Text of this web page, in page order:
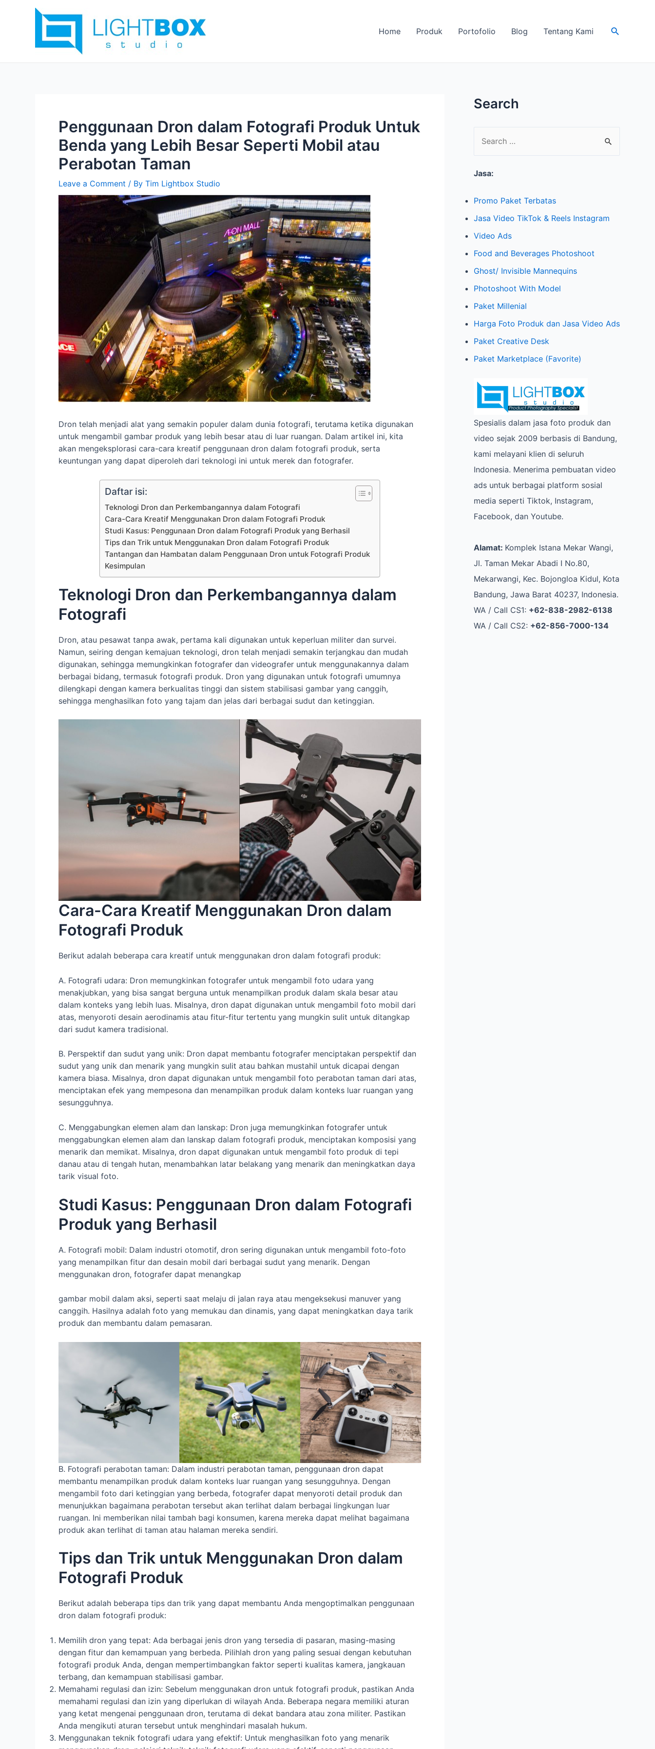
Home Produk Portofolio Blog Tentang Kami Search
Penggunaan Dron dalam Fotografi Produk Untuk
Benda yang Lebih Besar Seperti Mobil atau
Perabotan Taman
Leave a Comment / By Tim Lightbox Studio
Dron telah menjadi alat yang semakin populer dalam dunia fotografi, terutama ketika digunakan
untuk mengambil gambar produk yang lebih besar atau di luar ruangan. Dalam artikel ini, kita
akan mengeksplorasi cara-cara kreatif penggunaan dron dalam fotografi produk, serta
keuntungan yang dapat diperoleh dari teknologi ini untuk merek dan fotografer.
Daftar isi:
Teknologi Dron dan Perkembangannya dalam Fotografi
Cara-Cara Kreatif Menggunakan Dron dalam Fotografi Produk
Studi Kasus: Penggunaan Dron dalam Fotografi Produk yang Berhasil
Tips dan Trik untuk Menggunakan Dron dalam Fotografi Produk
Tantangan dan Hambatan dalam Penggunaan Dron untuk Fotografi Produk
Kesimpulan
Teknologi Dron dan Perkembangannya dalam
Fotografi
Dron, atau pesawat tanpa awak, pertama kali digunakan untuk keperluan militer dan survei.
Namun, seiring dengan kemajuan teknologi, dron telah menjadi semakin terjangkau dan mudah
digunakan, sehingga memungkinkan fotografer dan videografer untuk menggunakannya dalam
berbagai bidang, termasuk fotografi produk. Dron yang digunakan untuk fotografi umumnya
dilengkapi dengan kamera berkualitas tinggi dan sistem stabilisasi gambar yang canggih,
sehingga menghasilkan foto yang tajam dan jelas dari berbagai sudut dan ketinggian.
Cara-Cara Kreatif Menggunakan Dron dalam
Fotografi Produk
Berikut adalah beberapa cara kreatif untuk menggunakan dron dalam fotografi produk:
A. Fotografi udara: Dron memungkinkan fotografer untuk mengambil foto udara yang
menakjubkan, yang bisa sangat berguna untuk menampilkan produk dalam skala besar atau
dalam konteks yang lebih luas. Misalnya, dron dapat digunakan untuk mengambil foto mobil dari
atas, menyoroti desain aerodinamis atau fitur-fitur tertentu yang mungkin sulit untuk ditangkap
dari sudut kamera tradisional.
B. Perspektif dan sudut yang unik: Dron dapat membantu fotografer menciptakan perspektif dan
sudut yang unik dan menarik yang mungkin sulit atau bahkan mustahil untuk dicapai dengan
kamera biasa. Misalnya, dron dapat digunakan untuk mengambil foto perabotan taman dari atas,
menciptakan efek yang mempesona dan menampilkan produk dalam konteks luar ruangan yang
sesungguhnya.
C. Menggabungkan elemen alam dan lanskap: Dron juga memungkinkan fotografer untuk
menggabungkan elemen alam dan lanskap dalam fotografi produk, menciptakan komposisi yang
menarik dan memikat. Misalnya, dron dapat digunakan untuk mengambil foto produk di tepi
danau atau di tengah hutan, menambahkan latar belakang yang menarik dan meningkatkan daya
tarik visual foto.
Studi Kasus: Penggunaan Dron dalam Fotografi
Produk yang Berhasil
A. Fotografi mobil: Dalam industri otomotif, dron sering digunakan untuk mengambil foto-foto
yang menampilkan fitur dan desain mobil dari berbagai sudut yang menarik. Dengan
menggunakan dron, fotografer dapat menangkap
gambar mobil dalam aksi, seperti saat melaju di jalan raya atau mengeksekusi manuver yang
canggih. Hasilnya adalah foto yang memukau dan dinamis, yang dapat meningkatkan daya tarik
produk dan membantu dalam pemasaran.
B. Fotografi perabotan taman: Dalam industri perabotan taman, penggunaan dron dapat
membantu menampilkan produk dalam konteks luar ruangan yang sesungguhnya. Dengan
mengambil foto dari ketinggian yang berbeda, fotografer dapat menyoroti detail produk dan
menunjukkan bagaimana perabotan tersebut akan terlihat dalam berbagai lingkungan luar
ruangan. Ini memberikan nilai tambah bagi konsumen, karena mereka dapat melihat bagaimana
produk akan terlihat di taman atau halaman mereka sendiri.
Tips dan Trik untuk Menggunakan Dron dalam
Fotografi Produk
Berikut adalah beberapa tips dan trik yang dapat membantu Anda mengoptimalkan penggunaan
dron dalam fotografi produk:
Memilih dron yang tepat: Ada berbagai jenis dron yang tersedia di pasaran, masing-masing
dengan fitur dan kemampuan yang berbeda. Pilihlah dron yang paling sesuai dengan kebutuhan
fotografi produk Anda, dengan mempertimbangkan faktor seperti kualitas kamera, jangkauan
terbang, dan kemampuan stabilisasi gambar.
Memahami regulasi dan izin: Sebelum menggunakan dron untuk fotografi produk, pastikan Anda
memahami regulasi dan izin yang diperlukan di wilayah Anda. Beberapa negara memiliki aturan
yang ketat mengenai penggunaan dron, terutama di dekat bandara atau zona militer. Pastikan
Anda mengikuti aturan tersebut untuk menghindari masalah hukum.
Menggunakan teknik fotografi udara yang efektif: Untuk menghasilkan foto yang menarik
navigation
Search
a
c
h
f
o
r
:
Jasa:
Promo Paket Terbatas
Jasa Video TikTok & Reels Instagram
Video Ads
Food and Beverages Photoshoot
Ghost/ Invisible Mannequins
Photoshoot With Model
Paket Millenial
Harga Foto Produk dan Jasa Video Ads
Paket Creative Desk
Paket Marketplace (Favorite)
Spesialis dalam jasa foto produk dan
video sejak 2009 berbasis di Bandung,
kami melayani klien di seluruh
Indonesia. Menerima pembuatan video
ads untuk berbagai platform sosial
media seperti Tiktok, Instagram,
Facebook, dan Youtube.
Alamat: Komplek Istana Mekar Wangi,
Jl. Taman Mekar Abadi I No.80,
Mekarwangi, Kec. Bojongloa Kidul, Kota
Bandung, Jawa Barat 40237, Indonesia.
WA / Call CS1: +62-838-2982-6138
WA / Call CS2: +62-856-7000-134